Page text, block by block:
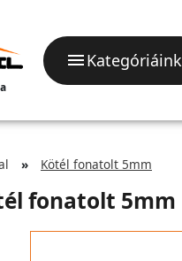
Kategóriáink
Kötél fonatolt 5mm
fonatolt 5mm